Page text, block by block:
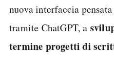
nuova interfaccia
tramite ChatGPT, a
termine progetti di